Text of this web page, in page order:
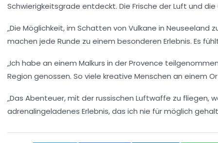
Schwierigkeitsgrade entdeckt. Die Frische der Luft und
„Die Möglichkeit, im Schatten von Vulkane in Neuseeland
machen jede Runde zu einem besonderen Erlebnis. Es
„Ich habe an einem Malkurs in der Provence
Region genossen. So viele kreative Menschen an einem
„Das Abenteuer, mit derrussischen Luftwaffe zu fliegen,
adrenalingeladenes Erlebnis, das ich nie für möglich